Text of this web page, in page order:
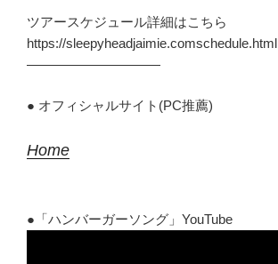
ツアースケジュール詳細はこちら
https://sleepyheadjaimie.comschedule.html
——————————
● オフィシャルサイト(PC推薦)
Home
●「ハンバーガーソング」YouTube